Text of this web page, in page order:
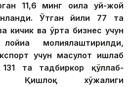
11,6 минг оила уй-жой
Ўтган йили 77 та
кичик ва ўрта бизнес учун
молиялаштирилди,
учун маҳсулот ишлаб
131 та тадбиркор қўллаб-
Қишлоқ хўжалиги